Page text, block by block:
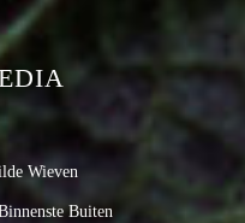
Wieven
Buiten